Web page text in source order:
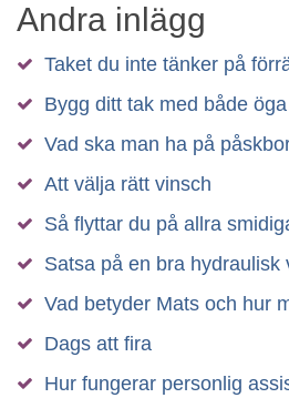
Andra inlägg
Taket du inte tänker på
Bygg ditt tak med både
Vad ska man ha på
Att välja rätt vinsch
Så flyttar du på allra
Satsa på en bra hydraulisk
Vad betyder Mats och hur
Dags att fira
Hur fungerar personlig